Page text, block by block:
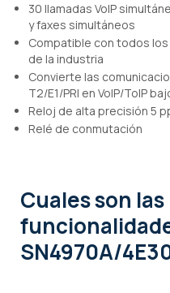
30 llamadas VoIP
y faxes simultáneos
Compatible con todos
de la industria
Convierte las
T2/E1/PRI en VoIP/ToIP
Reloj de alta precisión 5
Relé de conmutación
Cuales son las
SN4970A/